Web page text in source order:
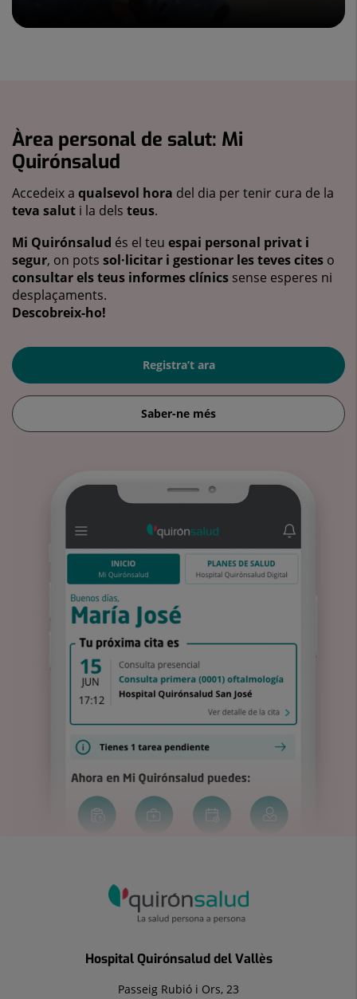
Àrea personal de salut: Mi
Quirónsalud
Accedeix a qualsevol hora del dia per tenir cura de la
teva salut i la dels teus.
Mi Quirónsalud és el teu espai personal privat i
segur, on pots sol·licitar i gestionar les teves cites o
consultar els teus informes clínics sense esperes ni
desplaçaments.
Descobreix-ho!
Registra’t ara
Saber-ne més
Hospital Quirónsalud del Vallès
Passeig Rubió i Ors, 23